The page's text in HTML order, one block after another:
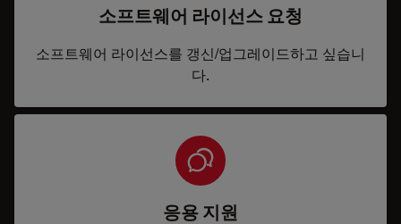
소프트웨어 라이선스 요청
소프트웨어 라이선스를 갱신/업그레이드하고 싶습니
다.
응용 지원